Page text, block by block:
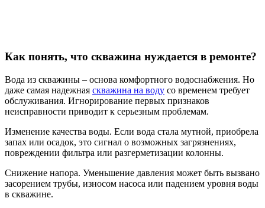
Как понять, что скважина нуждается в ремонте?
Вода из скважины – основа комфортного водоснабжения. Но
даже самая надежная скважина на воду со временем требует
обслуживания. Игнорирование первых признаков
неисправности приводит к серьезным проблемам.
Изменение качества воды. Если вода стала мутной, приобрела
запах или осадок, это сигнал о возможных загрязнениях,
повреждении фильтра или разгерметизации колонны.
Снижение напора. Уменьшение давления может быть вызвано
засорением трубы, износом насоса или падением уровня воды
в скважине.